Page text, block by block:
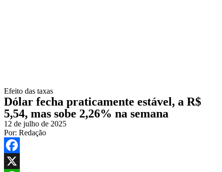
Efeito das taxas
Dólar fecha praticamente estável, a R$
5,54, mas sobe 2,26% na semana
12 de julho de 2025
Por: Redação
Facebook